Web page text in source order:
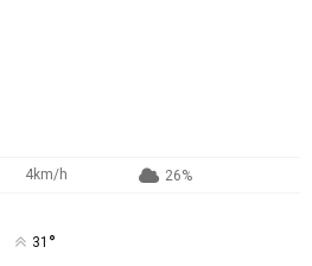
4km/h 26%
31 °